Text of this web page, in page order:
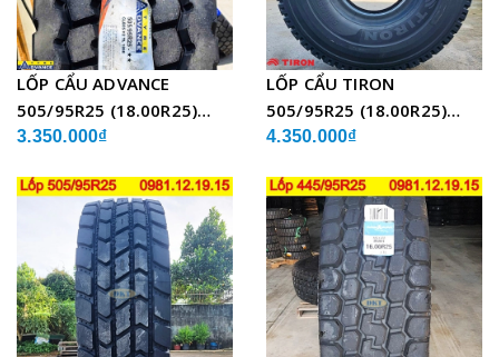
LỐP CẨU ADVANCE
505/95R25 (18.00R25)
GLB05 BỐ THÉP
3.350.000₫
LỐP CẨU TIRON
505/95R25 (18.00R25)
TCH21 BỐ THÉP
4.350.000₫